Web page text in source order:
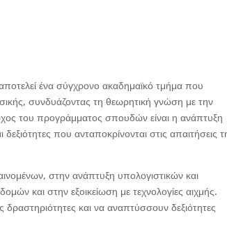
ένα σύγχρονο ακαδημαϊκό τμήμα που
συνδυάζοντας τη θεωρητική γνώση με την
του προγράμματος σπουδών είναι η ανάπτυξη
που ανταποκρίνονται στις απαιτήσεις
στην ανάπτυξη υπολογιστικών και
και στην εξοικείωση με τεχνολογίες αιχμής.
και να αναπτύσσουν δεξιότητες